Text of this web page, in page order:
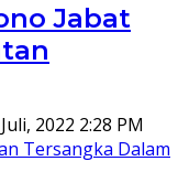
Jabat
2022 2:28 PM